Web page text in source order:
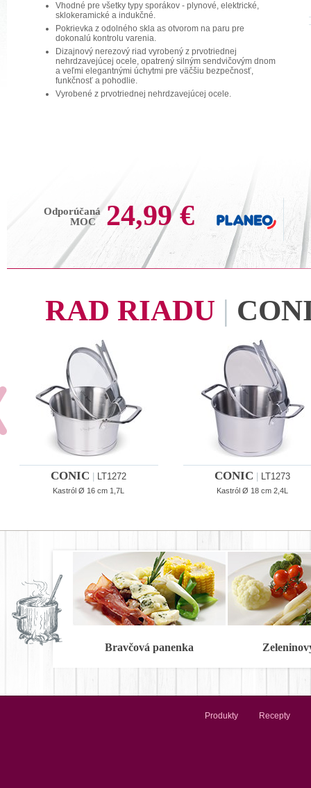
Vhodné pre všetky typy sporákov - plynové, elektrické,
sklokeramické a indukčné.
Pokrievka z odolného skla as otvorom na paru pre
dokonalú kontrolu varenia.
Dizajnový nerezový riad vyrobený z prvotriednej
nehrdzavejúcej ocele, opatrený silným sendvičovým dnom
a veľmi elegantnými úchytmi pre väčšiu bezpečnosť,
funkčnosť a pohodlie.
Vyrobené z prvotriednej nehrdzavejúcej ocele.
Odporúčaná
MOC
24,99 €
RAD RIADU |
CONIC LT1272
Kastról Ø 16 cm 1,7L
CONIC LT1273
Kastról Ø 18 cm 2,4L
Bravčová panenka
Produkty Recepty